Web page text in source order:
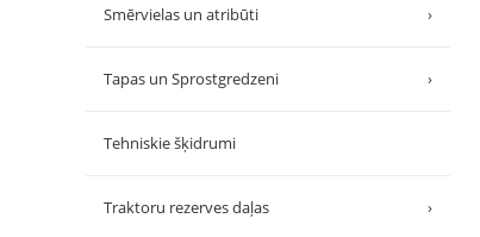
Smērvielas un atribūti ›
Tapas un Sprostgredzeni ›
Tehniskie šķidrumi
Traktoru rezerves daļas ›